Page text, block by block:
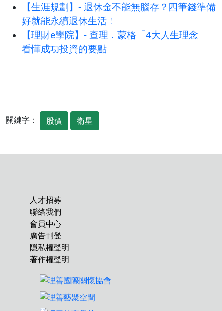
【生涯規劃】- 退休金不能無腦存？四筆錢準備
好就能永續退休生活！
【理財e學院】- 查理．蒙格「4大人生理念」
看懂成功投資的要點
關鍵字： 股價 衛星
人才招募
聯絡我們
會員中心
廣告刊登
隱私權聲明
著作權聲明